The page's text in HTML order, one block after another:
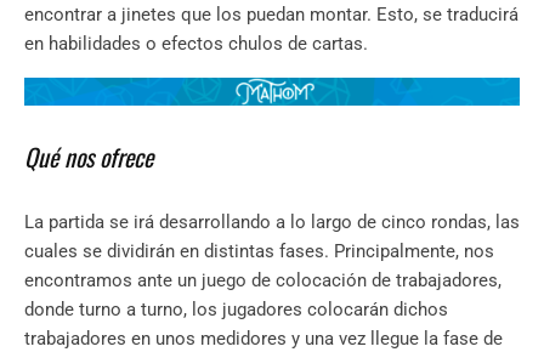
encontrar a jinetes que los puedan montar. Esto, se traducirá
en habilidades o efectos chulos de cartas.
Qué nos ofrece
La partida se irá desarrollando a lo largo de cinco rondas, las
cuales se dividirán en distintas fases. Principalmente, nos
encontramos ante un juego de colocación de trabajadores,
donde turno a turno, los jugadores colocarán dichos
trabajadores en unos medidores y una vez llegue la fase de